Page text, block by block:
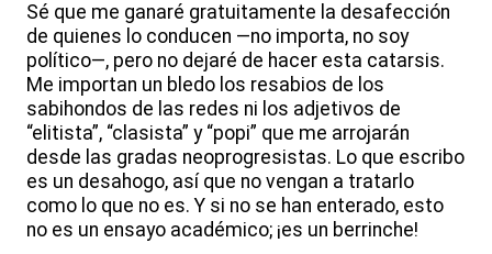
Sé que me ganaré gratuitamente la desafección
de quienes lo conducen —no importa, no soy
político—, pero no dejaré de hacer esta catarsis.
Me importan un bledo los resabios de los
sabihondos de las redes ni los adjetivos de
“elitista”, “clasista” y “popi” que me arrojarán
desde las gradas neoprogresistas. Lo que escribo
es un desahogo, así que no vengan a tratarlo
como lo que no es. Y si no se han enterado, esto
no es un ensayo académico; ¡es un berrinche!